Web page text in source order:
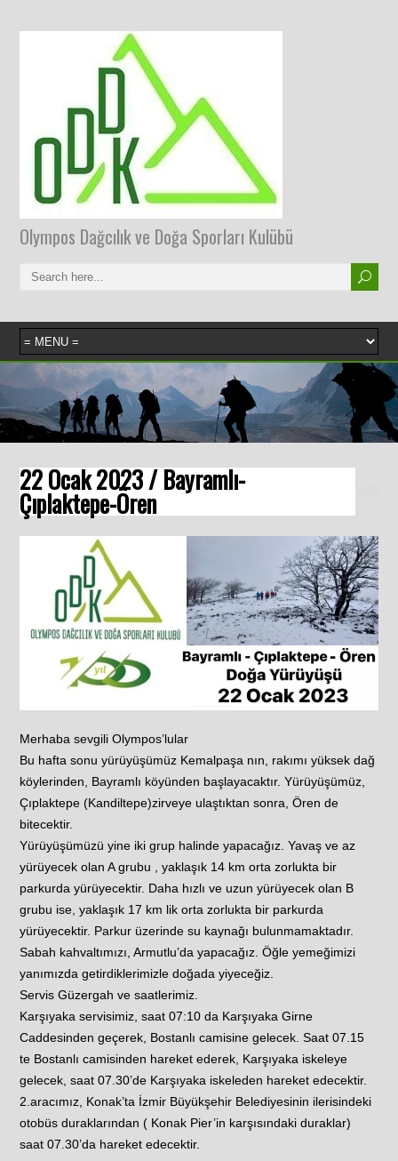
Olympos Dağcılık ve Doğa Sporları Kulübü
22 Ocak 2023 / Bayramlı-
Çıplaktepe-Ören
Merhaba sevgili Olympos’lular
Bu hafta sonu yürüyüşümüz Kemalpaşa nın, rakımı yüksek dağ
köylerinden, Bayramlı köyünden başlayacaktır. Yürüyüşümüz,
Çıplaktepe (Kandiltepe)zirveye ulaştıktan sonra, Ören de
bitecektir.
Yürüyüşümüzü yine iki grup halinde yapacağız. Yavaş ve az
yürüyecek olan A grubu , yaklaşık 14 km orta zorlukta bir
parkurda yürüyecektir. Daha hızlı ve uzun yürüyecek olan B
grubu ise, yaklaşık 17 km lik orta zorlukta bir parkurda
yürüyecektir. Parkur üzerinde su kaynağı bulunmamaktadır.
Sabah kahvaltımızı, Armutlu’da yapacağız. Öğle yemeğimizi
yanımızda getirdiklerimizle doğada yiyeceğiz.
Servis Güzergah ve saatlerimiz.
Karşıyaka servisimiz, saat 07:10 da Karşıyaka Girne
Caddesinden geçerek, Bostanlı camisine gelecek. Saat 07.15
te Bostanlı camisinden hareket ederek, Karşıyaka iskeleye
gelecek, saat 07.30’de Karşıyaka iskeleden hareket edecektir.
2.aracımız, Konak’ta İzmir Büyükşehir Belediyesinin ilerisindeki
otobüs duraklarından ( Konak Pier’in karşısındaki duraklar)
saat 07.30’da hareket edecektir.